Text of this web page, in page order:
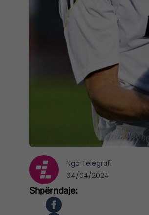
Nga Telegrafi
04/04/2024